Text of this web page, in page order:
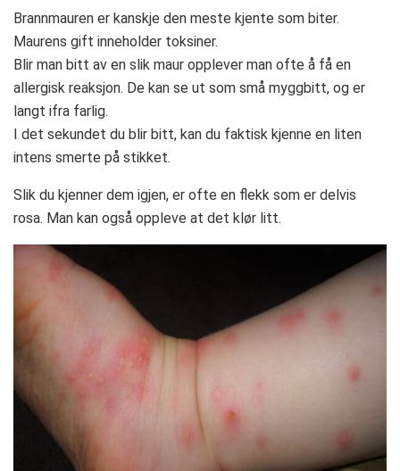
Brannmauren er kanskje den meste kjente som biter.
Maurens gift inneholder toksiner.
Blir man bitt av en slik maur opplever man ofte å få en
allergisk reaksjon. De kan se ut som små myggbitt, og er
langt ifra farlig.
I det sekundet du blir bitt, kan du faktisk kjenne en liten
intens smerte på stikket.
Slik du kjenner dem igjen, er ofte en flekk som er delvis
rosa. Man kan også oppleve at det klør litt.